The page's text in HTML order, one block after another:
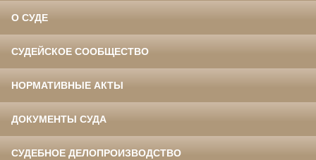
О СУДЕ
СУДЕЙСКОЕ СООБЩЕСТВО
НОРМАТИВНЫЕ АКТЫ
ДОКУМЕНТЫ СУДА
СУДЕБНОЕ ДЕЛОПРОИЗВОДСТВО